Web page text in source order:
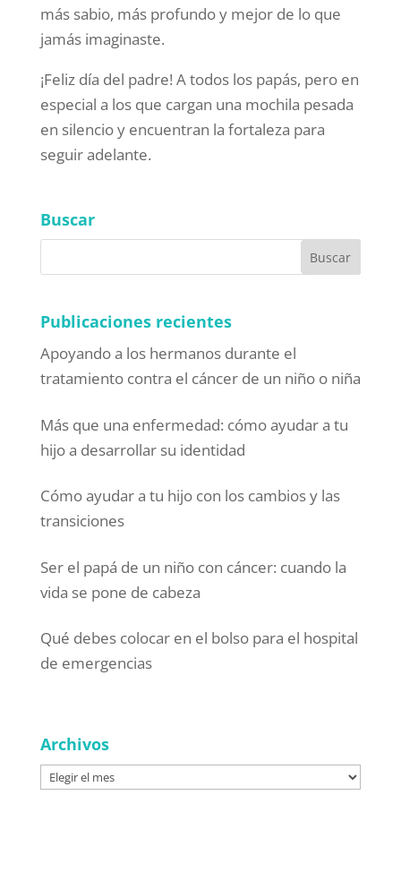
más sabio, más profundo y mejor de lo que
jamás imaginaste.
¡Feliz día del padre! A todos los papás, pero en
especial a los que cargan una mochila pesada
en silencio y encuentran la fortaleza para
seguir adelante.
Buscar
Publicaciones recientes
Apoyando a los hermanos durante el
tratamiento contra el cáncer de un niño o niña
Más que una enfermedad: cómo ayudar a tu
hijo a desarrollar su identidad
Cómo ayudar a tu hijo con los cambios y las
transiciones
Ser el papá de un niño con cáncer: cuando la
vida se pone de cabeza
Qué debes colocar en el bolso para el hospital
de emergencias
Archivos
Archivos